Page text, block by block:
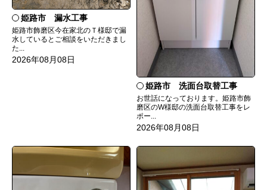
姫路市 漏水工事
姫路市飾磨区今在家北のＴ様邸で漏
水しているとご相談をいただきまし
た...
2026年08月08日
姫路市 洗面台取替工事
お世話になっております。姫路市飾
磨区のW様邸の洗面台取替工事をレ
ポー...
2026年08月08日